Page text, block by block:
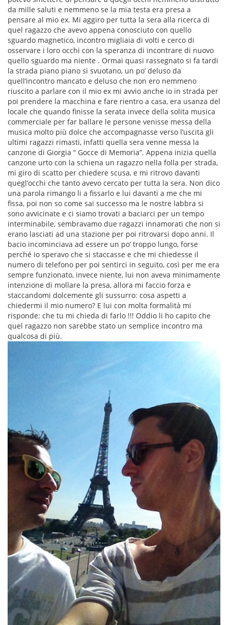
da mille saluti e nemmeno se la mia testa era presa a
pensare al mio ex. Mi aggiro per tutta la sera alla ricerca di
quel ragazzo che avevo appena conosciuto con quello
sguardo magnetico, incontro migliaia di volti e cerco di
osservare i loro occhi con la speranza di incontrare di nuovo
quello sguardo ma niente . Ormai quasi rassegnato si fa tardi
la strada piano piano si svuotano, un po’ deluso da
quell’incontro mancato e deluso che non ero nemmeno
riuscito a parlare con il mio ex mi avvio anche io in strada per
poi prendere la macchina e fare rientro a casa, era usanza del
locale che quando finisse la serata invece della solita musica
commerciale per far ballare le persone venisse messa della
musica molto più dolce che accompagnasse verso l’uscita gli
ultimi ragazzi rimasti, infatti quella sera venne messa la
canzone di Giorgia “ Gocce di Memoria”. Appena inizia quella
canzone urto con la schiena un ragazzo nella folla per strada,
mi giro di scatto per chiedere scusa, e mi ritrovo davanti
quegl’occhi che tanto avevo cercato per tutta la sera. Non dico
una parola rimango li a fissarlo e lui davanti a me che mi
fissa, poi non so come sai successo ma le nostre labbra si
sono avvicinate e ci siamo trovati a baciarci per un tempo
interminabile, sembravamo due ragazzi innamorati che non si
erano lasciati ad una stazione per poi ritrovarsi dopo anni. Il
bacio incominciava ad essere un po’ troppo lungo, forse
perché io speravo che si staccasse e che mi chiedesse il
numero di telefono per poi sentirci in seguito, così per me era
sempre funzionato, invece niente, lui non aveva minimamente
intenzione di mollare la presa, allora mi faccio forza e
staccandomi dolcemente gli sussurro: cosa aspetti a
chiedermi il mio numero? E lui con molta formalità mi
risponde: che tu mi chieda di farlo !!! Oddio li ho capito che
quel ragazzo non sarebbe stato un semplice incontro ma
qualcosa di più.